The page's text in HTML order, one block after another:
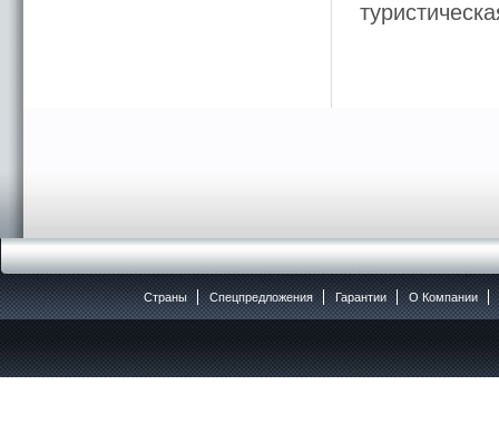
Страны Спецпредложения Гарантии O Компании